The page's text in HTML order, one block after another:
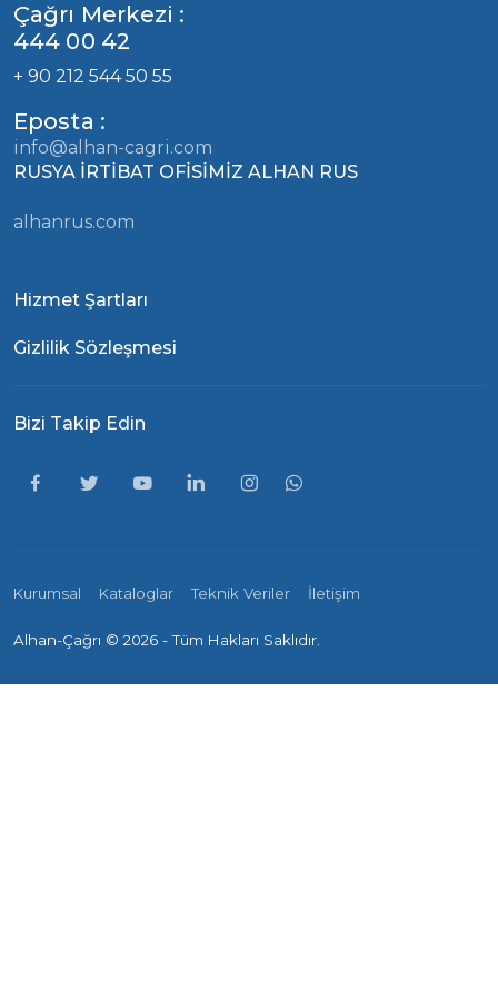
Çağrı Merkezi :
444 00 42
+ 90 212 544 50 55
Eposta :
info@alhan-cagri.com
RUSYA İRTİBAT OFİSİMİZ ALHAN RUS
alhanrus.com
Hizmet Şartları
Gizlilik Sözleşmesi
Bizi Takip Edin
Kurumsal Kataloglar Teknik Veriler İletişim
Alhan-Çağrı © 2026 - Tüm Hakları Saklıdır.